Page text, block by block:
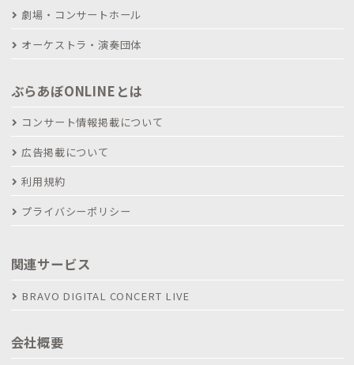
劇場・コンサートホール
オーケストラ・演奏団体
ぶらあぼONLINEとは
コンサート情報掲載について
広告掲載について
利用規約
プライバシーポリシー
関連サービス
BRAVO DIGITAL CONCERT LIVE
会社概要